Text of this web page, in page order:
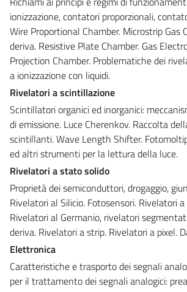
ionizzazione, contatori proporzionali,
Wire Proportional Chamber. Microstrip Gas
deriva. Resistive Plate Chamber. Gas
Projection Chamber. Problematiche dei
a ionizzazione con liquidi.
Rivelatori a scintillazione
Scintillatori organici ed inorganici:
di emissione. Luce Cherenkov. Raccolta
scintillanti. Wave Length Shifter.
ed altri strumenti per la lettura della luce.
Rivelatori a stato solido
Proprietà dei semiconduttori, drogaggio,
Rivelatori al Silicio. Fotosensori. Rivelatori
Rivelatori al Germanio, rivelatori
deriva. Rivelatori a strip. Rivelatori a pixel.
Elettronica
Caratteristiche e trasporto dei segnali
per il trattamento dei segnali analogici: